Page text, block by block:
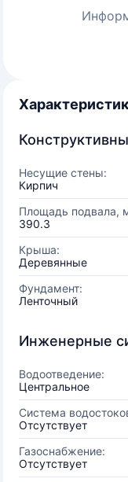
Несущие стены:
Кирпич
Площадь подвала,
390.3
Крыша:
Деревянные
Фундамент:
Ленточный
Инженерные
Водоотведение:
Центральное
Система
Отсутствует
Газоснабжение:
Отсутствует